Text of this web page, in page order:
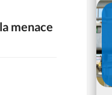
menace